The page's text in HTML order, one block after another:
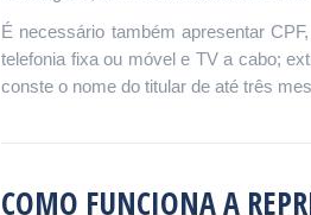
É necessário também apresentar
telefonia fixa ou móvel e TV a cabo;
conste o nome do titular de até três
COMO FUNCIONA A